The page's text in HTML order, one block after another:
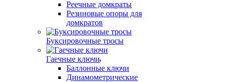
Реечные домкраты
Резиновые опоры для
домкратов
Буксировочные тросы
Гаечные ключи
Баллонные ключи
Динамометрические